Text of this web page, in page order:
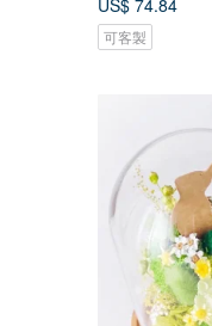
US$ 74.84
可客製